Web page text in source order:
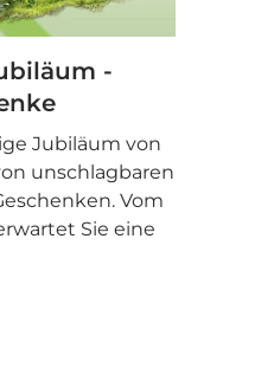
-
Jubiläum von
unschlagbaren
Vom
Sie eine